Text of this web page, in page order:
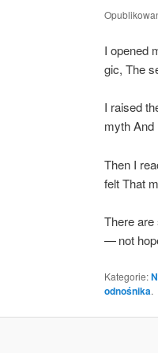
I ope­ned
gic, The
I raised
myth And
Then I
felt That
The­re are
— not
Kategorie:
odnośnika.